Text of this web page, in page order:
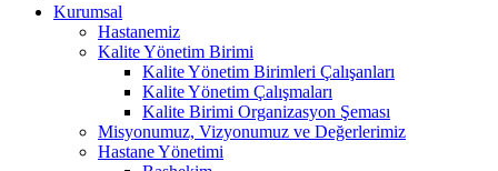
Kurumsal
Hastanemiz
Kalite Yönetim Birimi
Kalite Yönetim Birimleri Çalışanları
Kalite Yönetim Çalışmaları
Kalite Birimi Organizasyon Şeması
Misyonumuz, Vizyonumuz ve Değerlerimiz
Hastane Yönetimi